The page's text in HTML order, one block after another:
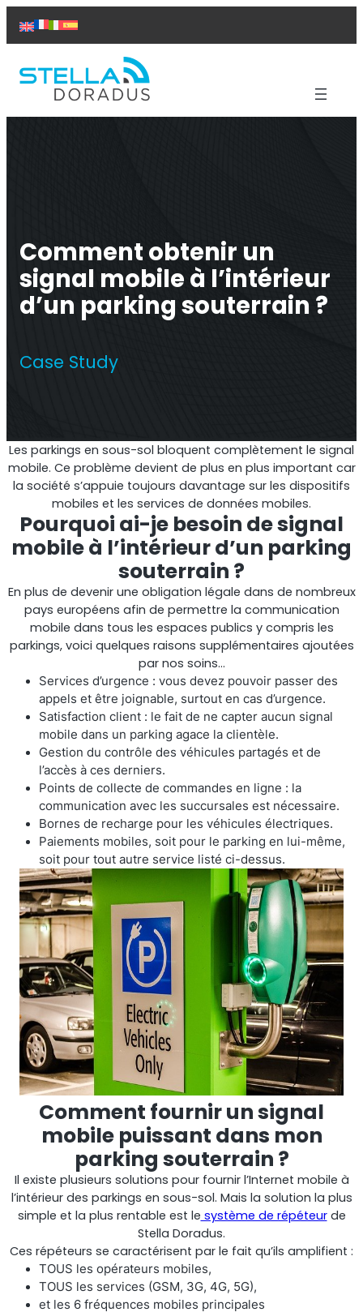
Répéteur OS6
Répéteur commercial à opérateur unique
StellaPlanner
Planificateur d’installation en ligne
Shark
Analyseur professionnel de signaux
Contact
Comment obtenir un
signal mobile à l’intérieur
d’un parking souterrain ?
Case Study
Les parkings en sous-sol bloquent complètement le signal
mobile. Ce problème devient de plus en plus important car
la société s’appuie toujours davantage sur les dispositifs
mobiles et les services de données mobiles.
Pourquoi ai-je besoin de signal
mobile à l’intérieur d’un parking
souterrain ?
En plus de devenir une obligation légale dans de nombreux
pays européens afin de permettre la communication
mobile dans tous les espaces publics y compris les
parkings, voici quelques raisons supplémentaires ajoutées
par nos soins…
Services d’urgence : vous devez pouvoir passer des
appels et être joignable, surtout en cas d’urgence.
Satisfaction client : le fait de ne capter aucun signal
mobile dans un parking agace la clientèle.
Gestion du contrôle des véhicules partagés et de
l’accès à ces derniers.
Points de collecte de commandes en ligne : la
communication avec les succursales est nécessaire.
Bornes de recharge pour les véhicules électriques.
Paiements mobiles, soit pour le parking en lui-même,
soit pour tout autre service listé ci-dessus.
Comment fournir un signal
mobile puissant dans mon
parking souterrain ?
Il existe plusieurs solutions pour fournir l’Internet mobile à
l’intérieur des parkings en sous-sol. Mais la solution la plus
simple et la plus rentable est le système de répéteurde
Stella Doradus.
Ces répéteurs se caractérisent par le fait qu’ils amplifient :
TOUS les opérateurs mobiles,
TOUS les services (GSM, 3G, 4G, 5G),
et les 6 fréquences mobiles principales